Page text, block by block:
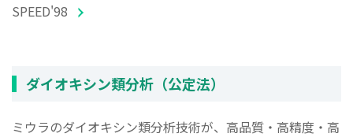
SPEED'98
ダイオキシン類分析（公定法）
ミウラのダイオキシン類分析技術が、高品質・高精度・高